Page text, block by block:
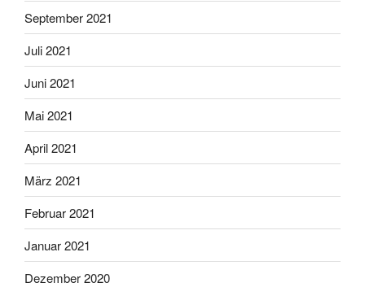
September 2021
Juli 2021
Juni 2021
Mai 2021
April 2021
März 2021
Februar 2021
Januar 2021
Dezember 2020